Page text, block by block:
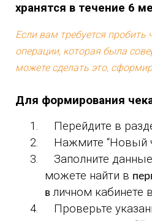
хранятся в течение 6
Если вам требуется пробить
операции, которая была
можете сделать это,
Для формирования
1.
Перейдите в
2.
Нажмите “Новый
3.
Заполните
можете найти в
в личном
4.
Проверьте